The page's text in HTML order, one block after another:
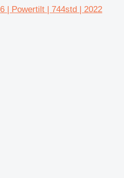
| Powertilt | 744std | 2022